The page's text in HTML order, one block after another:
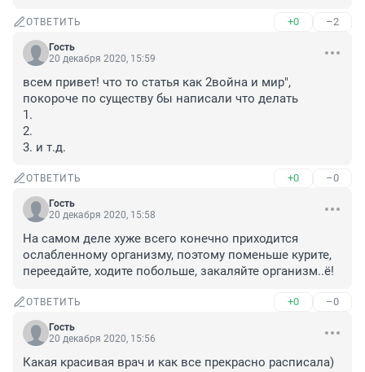
ОТВЕТИТЬ +0 –2
Гость
20 декабря 2020, 15:59
всем привет! что то статья как 2война и мир",
покороче по существу бы написали что делать
1.
2.
3. и т.д.
ОТВЕТИТЬ +0 –0
Гость
20 декабря 2020, 15:58
На самом деле хуже всего конечно приходится
ослабленному организму, поэтому поменьше курите,
переедайте, ходите побольше, закаляйте организм..ё!
ОТВЕТИТЬ +0 –0
Гость
20 декабря 2020, 15:56
Какая красивая врач и как все прекрасно расписала)